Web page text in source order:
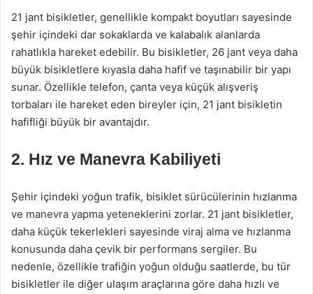
21 jant bisikletler, genellikle kompakt boyutları sayesinde
şehir içindeki dar sokaklarda ve kalabalık alanlarda
rahatlıkla hareket edebilir. Bu bisikletler, 26 jant veya daha
büyük bisikletlere kıyasla daha hafif ve taşınabilir bir yapı
sunar. Özellikle telefon, çanta veya küçük alışveriş
torbaları ile hareket eden bireyler için, 21 jant bisikletin
hafifliği büyük bir avantajdır.
2. Hız ve Manevra Kabiliyeti
Şehir içindeki yoğun trafik, bisiklet sürücülerinin hızlanma
ve manevra yapma yeteneklerini zorlar. 21 jant bisikletler,
daha küçük tekerlekleri sayesinde viraj alma ve hızlanma
konusunda daha çevik bir performans sergiler. Bu
nedenle, özellikle trafiğin yoğun olduğu saatlerde, bu tür
bisikletler ile diğer ulaşım araçlarına göre daha hızlı ve